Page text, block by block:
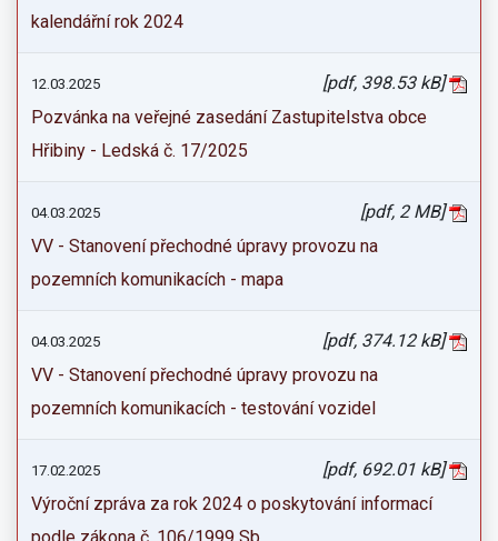
kalendářní rok 2024
12.03.2025
[pdf, 398.53 kB]
Pozvánka na veřejné zasedání Zastupitelstva obce
Hřibiny - Ledská č. 17/2025
04.03.2025
[pdf, 2 MB]
VV - Stanovení přechodné úpravy provozu na
pozemních komunikacích - mapa
04.03.2025
[pdf, 374.12 kB]
VV - Stanovení přechodné úpravy provozu na
pozemních komunikacích - testování vozidel
17.02.2025
[pdf, 692.01 kB]
Výroční zpráva za rok 2024 o poskytování informací